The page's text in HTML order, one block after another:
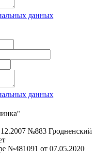
данных
данных
№883 Гродненский
№481091 от 07.05.2020